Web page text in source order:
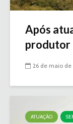
Após
produtor
26 de maio de
ATUAÇÃO